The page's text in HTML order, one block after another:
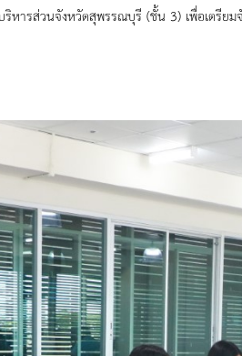
หารส่วนจังหวัดสุพรรณบุรี (ชั้น 3) เพื่อเตรี